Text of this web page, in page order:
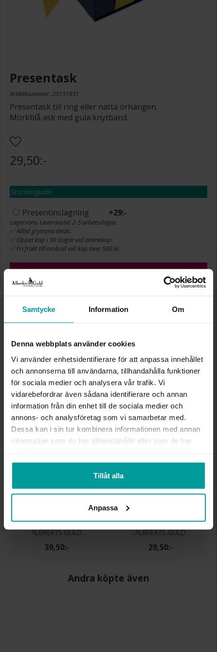
Samtycke Information Om
Denna webbplats använder cookies
Vi använder enhetsidentifierare för att anpassa innehållet
och annonserna till användarna, tillhandahålla funktioner
för sociala medier och analysera vår trafik. Vi
vidarebefordrar även sådana identifierare och annan
information från din enhet till de sociala medier och
annons- och analysföretag som vi samarbetar med.
Dessa kan i sin tur kombinera informationen med annan
information som du har tillhandahållit eller som de har
Tillåt alla
Anpassa
Presentask
Artikelnummer: 20131931
Presentask till ring eller nätta örhängen.
Mörkblå ask med gula knytband.
29,50:-
Storleksguide
Presentinslagning +29:-
Lagervara. Leveranstid 2-5 arbetsdagar.
✅ Alltid grymma deals.
✅ Öppet köp i 30 dagar vid onlineköp.
✅ Fri frakt till ombud vid köp över 500 kr.
LÄGG I VARUKORGEN
INFO
DJUP CA (CM)
LÄNGD CA (CM)
5
VARUMÄRKE
Albrekts Guld
MATERIAL
papp, polyester
Liknande produkter
Presentask
ALBREKTS GULD
39,50:-
Presentask
ALBREKTS GULD
29,50:-
Andra köpte även